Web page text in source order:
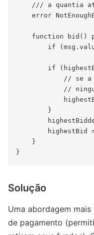
/// a quantia
error
function bid()
if
if
// se
//
        }
highestBid
    }
Solução
Uma abordagem
de pagamento